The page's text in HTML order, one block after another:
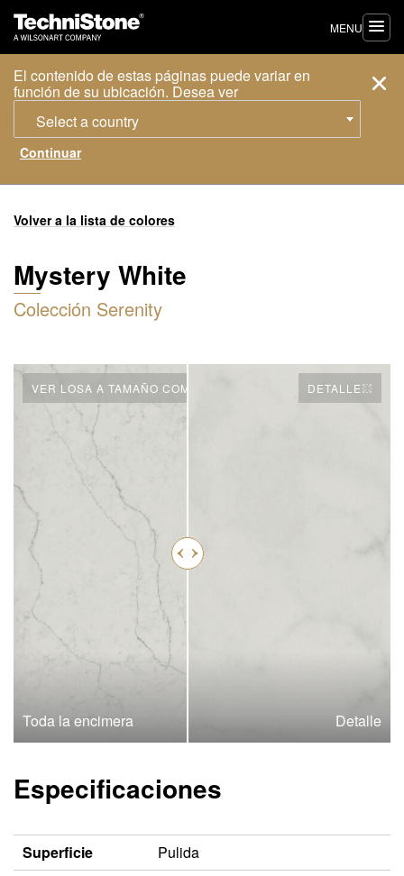
El contenido de estas páginas puede variar en
función de su ubicación. Desea ver
Select a country
MENU
Volver a la lista de colores
Mystery White
Colección Serenity
VER LOSA A TAMAÑO COMPLETO
Toda la encimera
DETALLE
Detalle
Especificaciones
Superficie
Pulida